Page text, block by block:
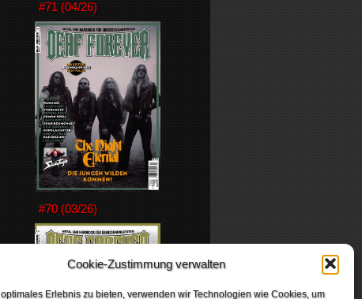
Cookie-Zustimmung verwalten
Erlebnis zu bieten, verwenden wir Technologien wie Cookies, um
#71 (04/26)
#70 (03/26)